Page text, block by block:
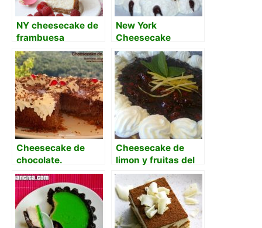
NY cheesecake de
frambuesa
New York
Cheesecake
Cheesecake de
chocolate.
Cheesecake de
limon y fruitas del
bosque